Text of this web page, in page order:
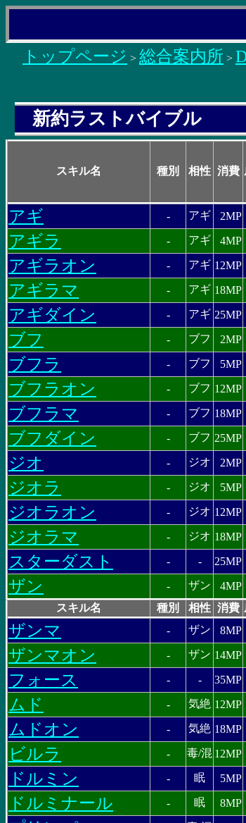
トップページ > 総合案内所 >
新約ラストバイブル
スキル名 種別 相性 消費
アギ - アギ 2MP
アギラ - アギ 4MP
アギラオン - アギ 12MP
アギラマ - アギ 18MP
アギダイン - アギ 25MP
ブフ - ブフ 2MP
ブフラ - ブフ 5MP
ブフラオン - ブフ 12MP
ブフラマ - ブフ 18MP
ブフダイン - ブフ 25MP
ジオ - ジオ 2MP
ジオラ - ジオ 5MP
ジオラオン - ジオ 12MP
ジオラマ - ジオ 18MP
スターダスト - - 25MP
ザン - ザン 4MP
スキル名
種別 相性 消費
ザンマ - ザン 8MP
ザンマオン - ザン 14MP
フォース - - 35MP
ムド - 気絶 12MP
ムドオン - 気絶 18MP
ビルラ - 毒/混 12MP
ドルミン - 眠 5MP
ドルミナール - 眠 8MP